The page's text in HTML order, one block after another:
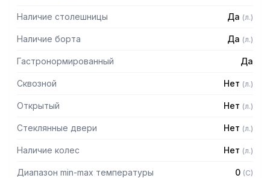
Наличие столешницы Да (л.)
Наличие борта Да (л.)
Гастронормированный Да
Сквозной Нет (л.)
Открытый Нет (л.)
Стеклянные двери Нет (л.)
Наличие колес Нет (л.)
Диапазон min-max температуры 0 (C)